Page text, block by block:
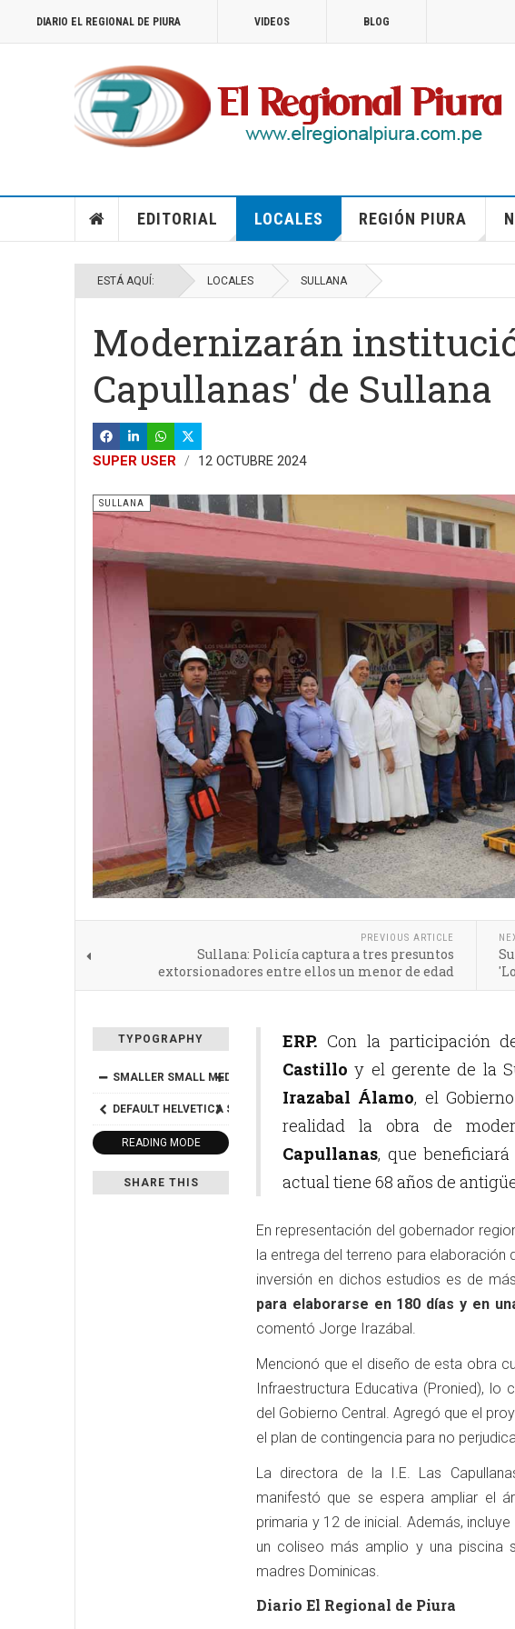
DIARIO EL REGIONAL DE PIURA VIDEOS BLOG
EDITORIAL LOCALES REGIÓN PIURA
ESTÁ AQUÍ: LOCALES SULLANA
Modernizarán
Capullanas' de Sullana
SUPER USER 12 OCTUBRE 2024
SULLANA
PREVIOUS ARTICLE
Sullana: Policía captura a tres presuntos
extorsionadores entre ellos un menor de edad
TYPOGRAPHY
SMALLER SMALL MEDIUM BIGGER
DEFAULT HELVETICA SEGOE
READING MODE
SHARE THIS
ERP. Con la participación
Castillo y el gerente de la
Irazabal Álamo, el
realidad la obra de
Capullanas, que
actual tiene 68 años de
En representación del gobernador
la entrega del terreno para elaboración
inversión en dichos estudios es de
para elaborarse en 180 días y en
comentó Jorge Irazábal.
Mencionó que el diseño de esta obra
Infraestructura Educativa (Pronied), lo
del Gobierno Central. Agregó que el
el plan de contingencia para no
La directora de la I.E. Las
manifestó que se espera ampliar el
primaria y 12 de inicial. Además,
un coliseo más amplio y una
madres Dominicas.
Diario El Regional de Piura